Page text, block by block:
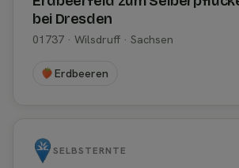
bei Dresden
01737 · Wilsdruff · Sachsen
Erdbeeren
SELBSTERNTE